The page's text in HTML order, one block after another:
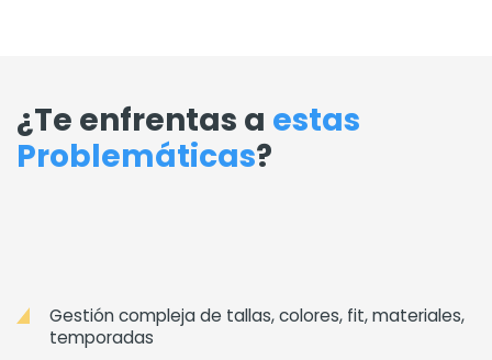
¿Te enfrentas a estas
Problemáticas?
Gestión compleja de tallas, colores, fit, materiales,
temporadas